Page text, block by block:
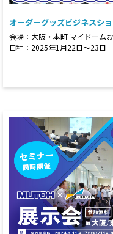
オーダーグッズビジネスシ
会場：大阪・本町 マイドーム
日程：2025年1月22日～23日